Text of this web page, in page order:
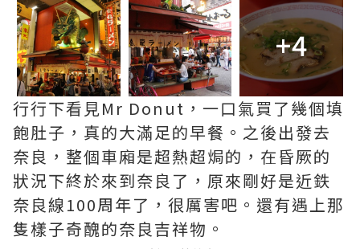
+4
行行下看見Mr Donut，一口氣買了幾個填
飽肚子，真的大滿足的早餐。之後出發去
奈良，整個車廂是超熱超焗的，在昏厥的
狀況下終於來到奈良了，原來剛好是近鉄
奈良線100周年了，很厲害吧。還有遇上那
隻樣子奇醜的奈良吉祥物。